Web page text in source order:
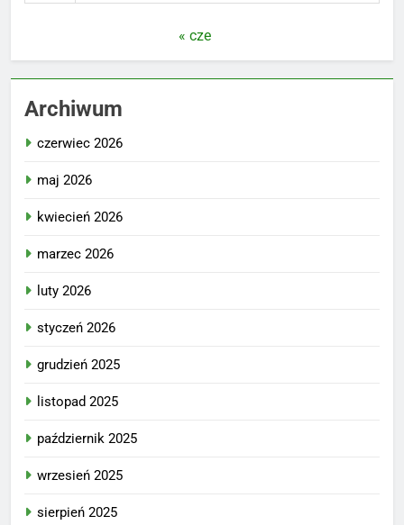
« cze
Archiwum
czerwiec 2026
maj 2026
kwiecień 2026
marzec 2026
luty 2026
styczeń 2026
grudzień 2025
listopad 2025
październik 2025
wrzesień 2025
sierpień 2025